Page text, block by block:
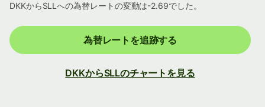
DKKからSLLへの為替レートの変動は-2.69でした。
為替レートを追跡する
DKKからSLLのチャートを見る